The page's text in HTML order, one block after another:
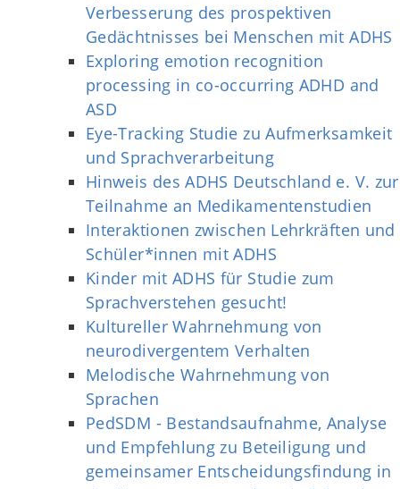
Verbesserung des prospektiven
Gedächtnisses bei Menschen mit ADHS
Exploring emotion recognition
processing in co-occurring ADHD and
ASD
Eye-Tracking Studie zu Aufmerksamkeit
und Sprachverarbeitung
Hinweis des ADHS Deutschland e. V. zur
Teilnahme an Medikamentenstudien
Interaktionen zwischen Lehrkräften und
Schüler*innen mit ADHS
Kinder mit ADHS für Studie zum
Sprachverstehen gesucht!
Kultureller Wahrnehmung von
neurodivergentem Verhalten
Melodische Wahrnehmung von
Sprachen
PedSDM - Bestandsaufnahme, Analyse
und Empfehlung zu Beteiligung und
gemeinsamer Entscheidungsfindung in